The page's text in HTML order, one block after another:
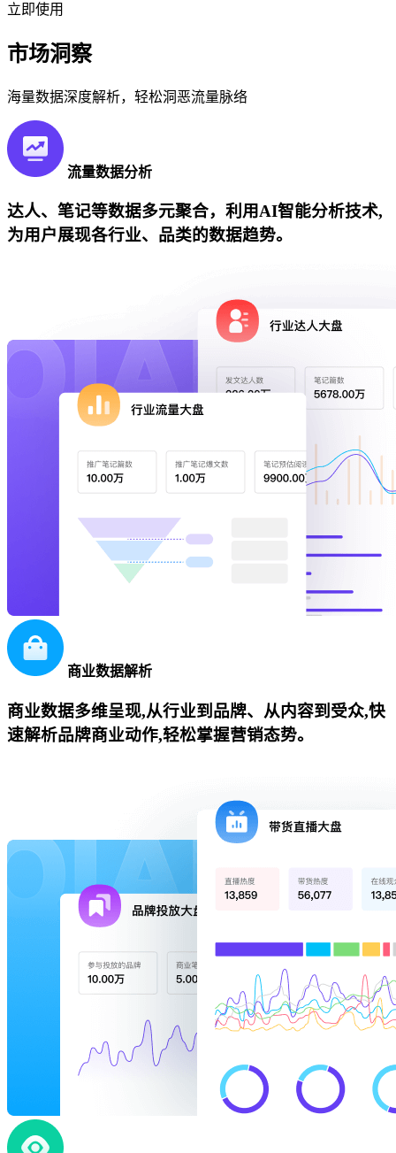
立即使用
市场洞察
海量数据深度解析，轻松洞恶流量脉络
流量数据分析
达人、笔记等数据多元聚合，利用AI智能分析技术,
为用户展现各行业、品类的数据趋势。
商业数据解析
商业数据多维呈现,从行业到品牌、从内容到受众,快
速解析品牌商业动作,轻松掌握营销态势。